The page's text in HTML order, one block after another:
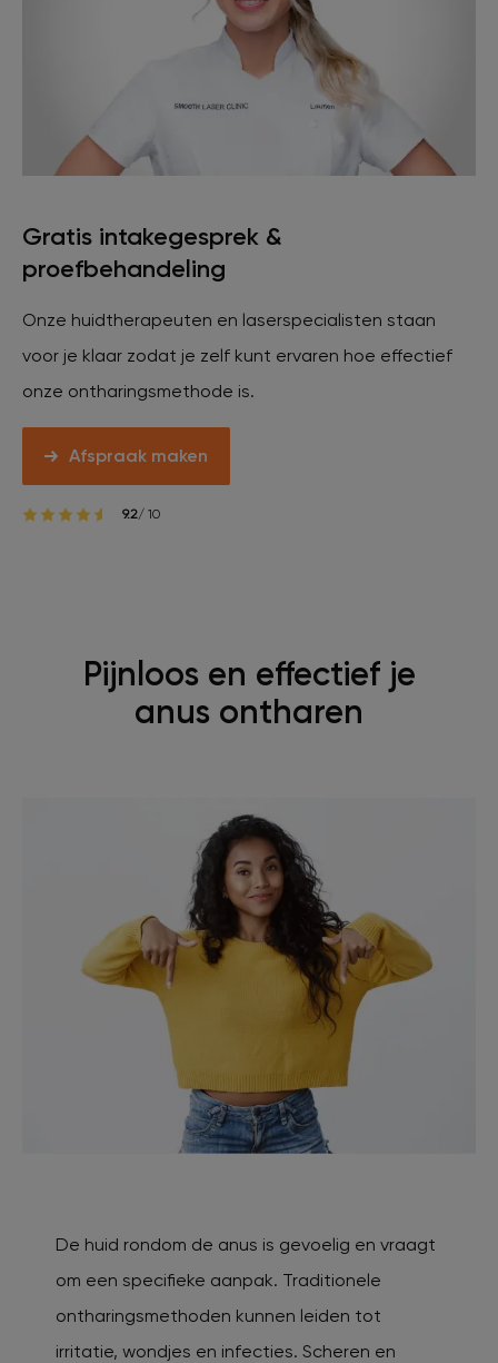
Gratis intakegesprek &
proefbehandeling
Onze huidtherapeuten en laserspecialisten staan
voor je klaar zodat je zelf kunt ervaren hoe effectief
onze ontharingsmethode is.
Afspraak maken
9.2/ 10
Pijnloos en effectief je
anus ontharen
De huid rondom de anus is gevoelig en vraagt
om een specifieke aanpak. Traditionele
ontharingsmethoden kunnen leiden tot
irritatie, wondjes en infecties. Scheren en
Ontstaansgeschiedenis
Over ons Locaties Vacatures